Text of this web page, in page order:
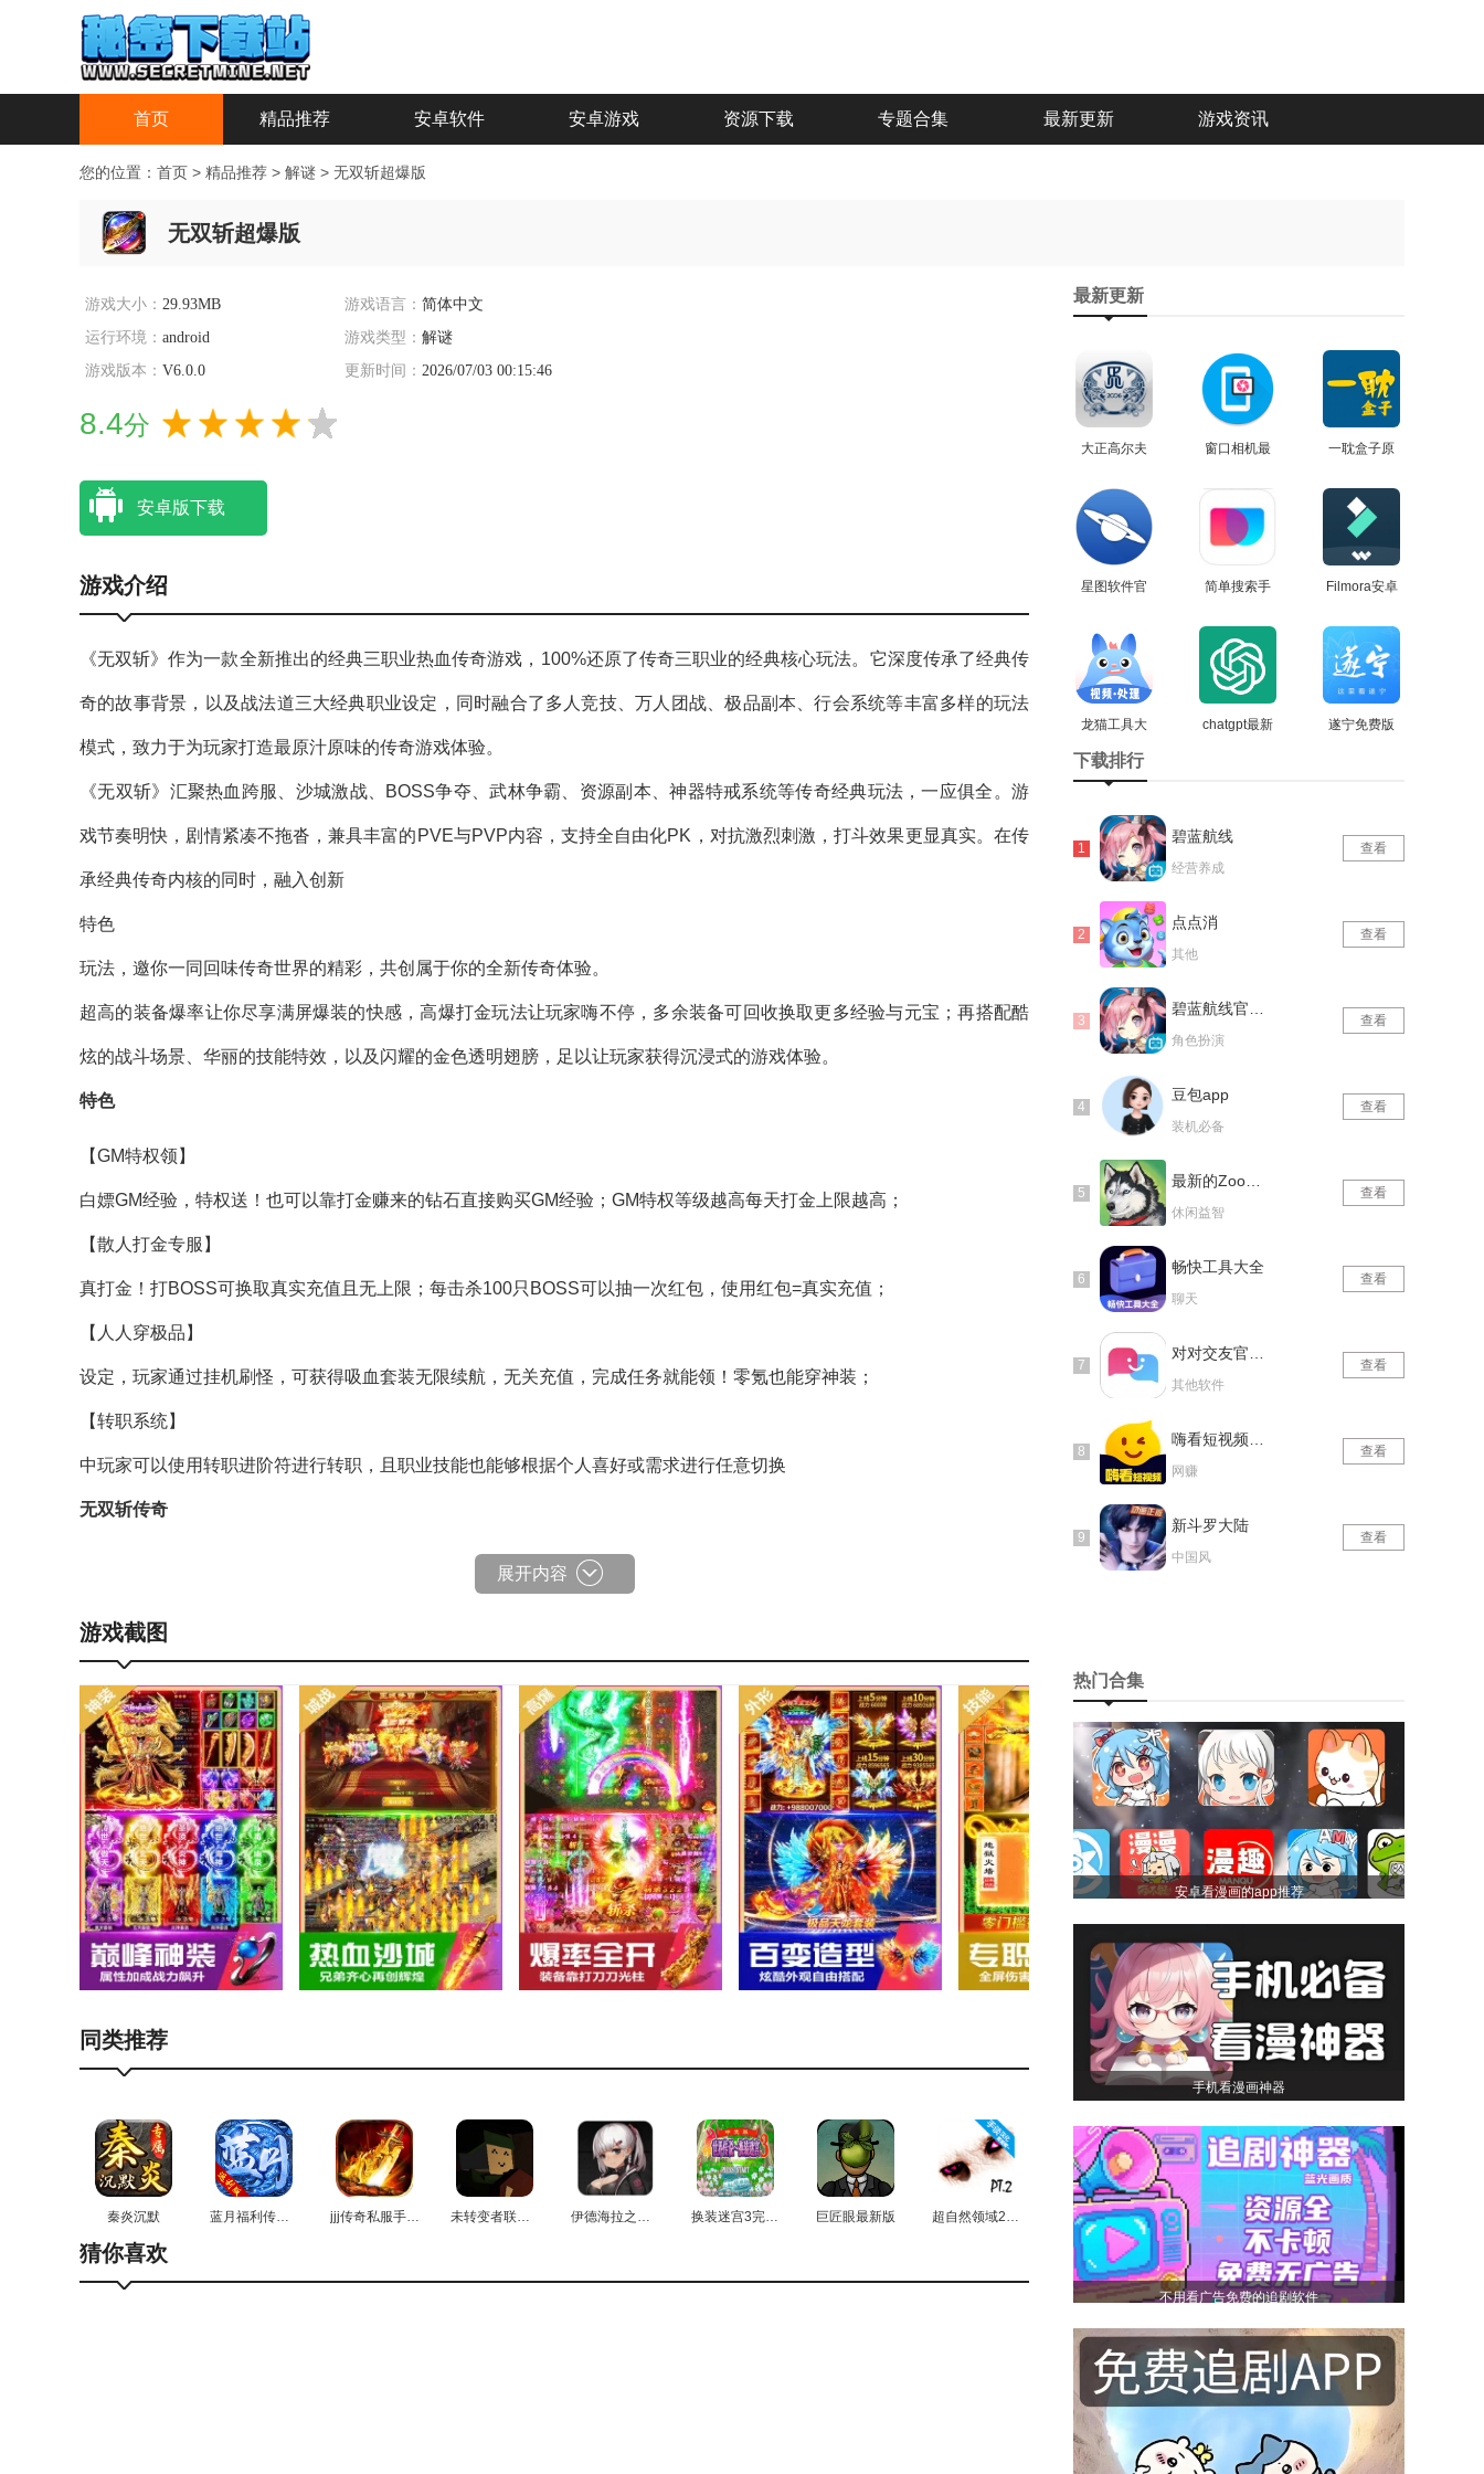
首页 精品推荐 安卓软件 安卓游戏 资源下载 专题合集 最新更新 游戏资讯
您的位置： 首页 > 精品推荐 > 解谜 > 无双斩超爆版
无双斩超爆版
游戏大小： 29.93MB 游戏语言： 简体中文
运行环境： android 游戏类型： 解谜
游戏版本： V6.0.0 更新时间： 2026/07/03 00:15:46
8.4分
安卓版下载
游戏介绍
《无双斩》作为一款全新推出的经典三职业热血传奇游戏，100%还原了传奇三职业的经典核心玩法。它深度传承了经典传
奇的故事背景，以及战法道三大经典职业设定，同时融合了多人竞技、万人团战、极品副本、行会系统等丰富多样的玩法
模式，致力于为玩家打造最原汁原味的传奇游戏体验。
《无双斩》汇聚热血跨服、沙城激战、BOSS争夺、武林争霸、资源副本、神器特戒系统等传奇经典玩法，一应俱全。游
戏节奏明快，剧情紧凑不拖沓，兼具丰富的PVE与PVP内容，支持全自由化PK，对抗激烈刺激，打斗效果更显真实。在传
承经典传奇内核的同时，融入创新
特色
玩法，邀你一同回味传奇世界的精彩，共创属于你的全新传奇体验。
超高的装备爆率让你尽享满屏爆装的快感，高爆打金玩法让玩家嗨不停，多余装备可回收换取更多经验与元宝；再搭配酷
炫的战斗场景、华丽的技能特效，以及闪耀的金色透明翅膀，足以让玩家获得沉浸式的游戏体验。
特色
【GM特权领】
白嫖GM经验，特权送！也可以靠打金赚来的钻石直接购买GM经验；GM特权等级越高每天打金上限越高；
【散人打金专服】
真打金！打BOSS可换取真实充值且无上限；每击杀100只BOSS可以抽一次红包，使用红包=真实充值；
【人人穿极品】
设定，玩家通过挂机刷怪，可获得吸血套装无限续航，无关充值，完成任务就能领！零氪也能穿神装；
【转职系统】
中玩家可以使用转职进阶符进行转职，且职业技能也能够根据个人喜好或需求进行任意切换
无双斩传奇
1、首次击杀指定boss，可获得首杀奖励；
2、每击杀100只BOSS可以抽一次红包，使用红包=真实充值
无双斩回收系统介绍
在线回收
1、装备回收换钻石，零氪也能上榜一；
展开内容
游戏截图
同类推荐
秦炎沉默 蓝月福利传奇红包版 jjj传奇私服手游无广告版 未转变者联机版 伊德海拉之影汉化版 换装迷宫3完全汉化版 巨匠眼最新版 超自然领域2汉化版
猜你喜欢
最新更新
大正高尔夫
窗口相机最
一耽盒子原
星图软件官
简单搜索手
Filmora安卓
龙猫工具大
师原版
查看
chatgpt最新
遂宁免费版
下载排行
碧蓝航线
经营养成
查看
点点消
其他
查看
角色扮演
查看
豆包app
装机必备
查看
休闲益智
查看
畅快工具大全
聊天
查看
其他软件
查看
网赚
查看
新斗罗大陆
中国风
查看
热门合集
安卓看漫画的app推荐
手机看漫画神器
不用看广告免费的追剧软件